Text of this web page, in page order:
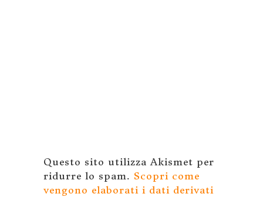
Questo sito utilizza Akismet per
ridurre lo spam. Scopri come
vengono elaborati i dati derivati